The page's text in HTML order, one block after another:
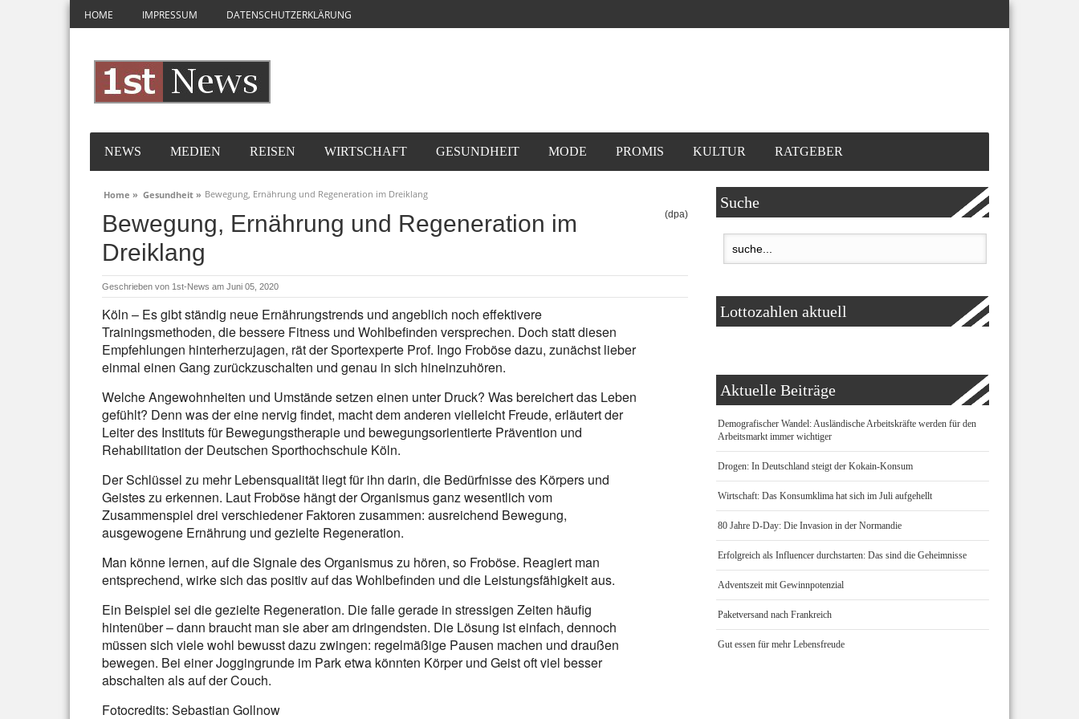
HOME IMPRESSUM DATENSCHUTZERKLÄRUNG
NEWS MEDIEN REISEN WIRTSCHAFT GESUNDHEIT MODE PROMIS KULTUR RATGEBER
Home » Gesundheit » Bewegung, Ernährung und Regeneration im Dreiklang
Bewegung, Ernährung und Regeneration im
Dreiklang
(dpa)
Geschrieben von 1st-News am Juni 05, 2020
Köln – Es gibt ständig neue Ernährungstrends und angeblich noch effektivere
Trainingsmethoden, die bessere Fitness und Wohlbefinden versprechen. Doch statt diesen
Empfehlungen hinterherzujagen, rät der Sportexperte Prof. Ingo Froböse dazu, zunächst lieber
einmal einen Gang zurückzuschalten und genau in sich hineinzuhören.
Welche Angewohnheiten und Umstände setzen einen unter Druck? Was bereichert das Leben
gefühlt? Denn was der eine nervig findet, macht dem anderen vielleicht Freude, erläutert der
Leiter des Instituts für Bewegungstherapie und bewegungsorientierte Prävention und
Rehabilitation der Deutschen Sporthochschule Köln.
Der Schlüssel zu mehr Lebensqualität liegt für ihn darin, die Bedürfnisse des Körpers und
Geistes zu erkennen. Laut Froböse hängt der Organismus ganz wesentlich vom
Zusammenspiel drei verschiedener Faktoren zusammen: ausreichend Bewegung,
ausgewogene Ernährung und gezielte Regeneration.
Man könne lernen, auf die Signale des Organismus zu hören, so Froböse. Reagiert man
entsprechend, wirke sich das positiv auf das Wohlbefinden und die Leistungsfähigkeit aus.
Ein Beispiel sei die gezielte Regeneration. Die falle gerade in stressigen Zeiten häufig
hintenüber – dann braucht man sie aber am dringendsten. Die Lösung ist einfach, dennoch
müssen sich viele wohl bewusst dazu zwingen: regelmäßige Pausen machen und draußen
bewegen. Bei einer Joggingrunde im Park etwa könnten Körper und Geist oft viel besser
abschalten als auf der Couch.
Fotocredits: Sebastian Gollnow
Suche
Lottozahlen aktuell
Aktuelle Beiträge
Demografischer Wandel: Ausländische Arbeitskräfte werden für den
Arbeitsmarkt immer wichtiger
Drogen: In Deutschland steigt der Kokain-Konsum
Wirtschaft: Das Konsumklima hat sich im Juli aufgehellt
80 Jahre D-Day: Die Invasion in der Normandie
Erfolgreich als Influencer durchstarten: Das sind die Geheimnisse
Adventszeit mit Gewinnpotenzial
Paketversand nach Frankreich
Gut essen für mehr Lebensfreude